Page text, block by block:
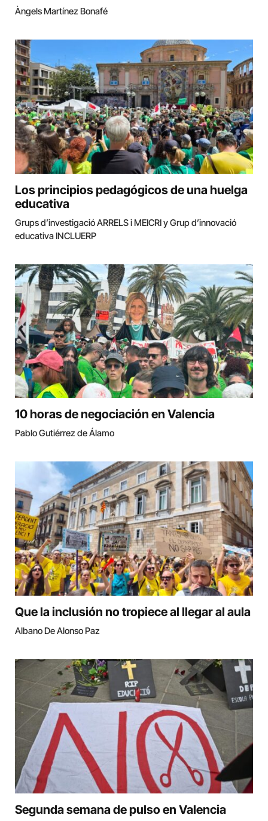
Àngels Martínez Bonafé
Los principios pedagógicos de una huelga
educativa
Grups d’investigació ARRELS i MEICRI y Grup d’innovació
educativa INCLUERP
10 horas de negociación en Valencia
Pablo Gutiérrez de Álamo
Que la inclusión no tropiece al llegar al aula
Albano De Alonso Paz
Segunda semana de pulso en Valencia